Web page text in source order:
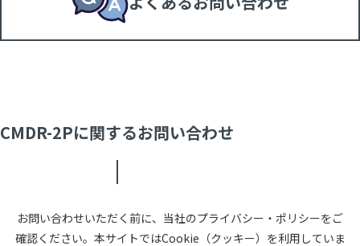
CMDR-2Pに関するお問い合わせ
お問い合わせいただく前に、当社のプライバシー・ポリシーをご
確認ください。本サイトではCookie（クッキー）を利用していま